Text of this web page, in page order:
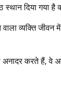
दिया गया है
व्यक्ति जीवन
अनादर करते हैं,